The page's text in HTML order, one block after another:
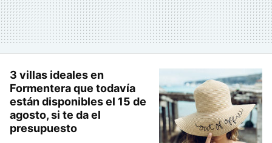
3 villas ideales en
Formentera que todavía
están disponibles el 15 de
agosto, si te da el
presupuesto